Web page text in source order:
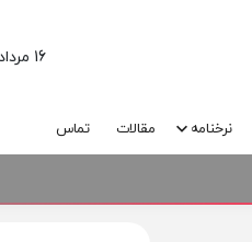
16 مرداد 1405
نرخنامه مقالات تماس